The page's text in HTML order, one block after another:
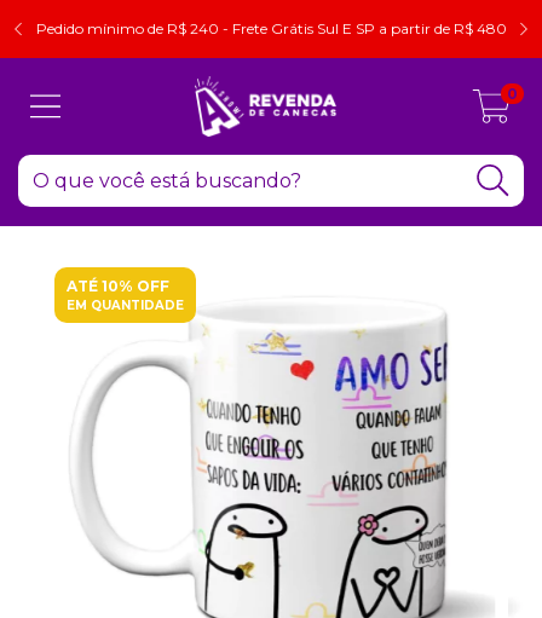
Pedido mínimo de R$ 240 - Frete Grátis Sul E SP a partir de R$ 480
0
ATÉ 10% OFF
EM QUANTIDADE